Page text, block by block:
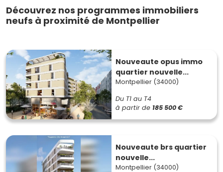
Découvrez nos programmes immobiliers
neufs à proximité de Montpellier
Nouveaute opus immo
quartier nouvelle...
Montpellier (34000)
Du T1 au T4
à partir de 185 500 €
Nouveaute brs quartier
nouvelle...
Montpellier (34000)